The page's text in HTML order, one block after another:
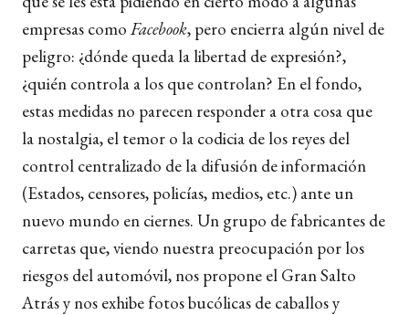
empresas como Facebook, pero encierra algún nivel de
peligro: ¿dónde queda la libertad de expresión?,
¿quién controla a los que controlan? En el fondo,
estas medidas no parecen responder a otra cosa que
la nostalgia, el temor o la codicia de los reyes del
control centralizado de la difusión de información
(Estados, censores, policías, medios, etc.) ante un
nuevo mundo en ciernes. Un grupo de fabricantes de
carretas que, viendo nuestra preocupación por los
riesgos del automóvil, nos propone el Gran Salto
Atrás y nos exhibe fotos bucólicas de caballos y